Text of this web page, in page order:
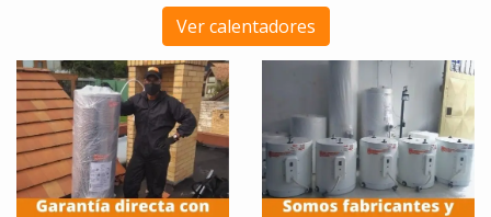
Ver calentadores